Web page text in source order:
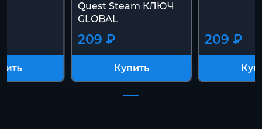
Quest Steam КЛЮЧ
GLOBAL
209 ₽
Купить
209 ₽